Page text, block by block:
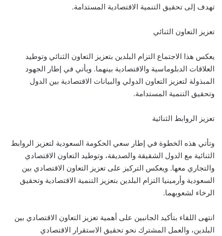
تهدف إلى تحقيق التنمية الاقتصادية المستدامة.
تعزيز التعاون الثنائي
يعكس هذا الاجتماع التزام البلدين بتعزيز التعاون الثنائي وتوطيد
العلاقات الدبلوماسية والاقتصادية بينهما. ويأتي في إطار الجهود
المبذولة لتعزيز التعاون الدولي والبيانات الاقتصادية بين الدول
وتحقيق التنمية المستدامة.
تعزيز الروابط الثنائية
وتأتي هذه الخطوة في إطار سعي الحكومة السعودية لتعزيز الروابط
الثنائية مع الدول الشقيقة والصديقة، وتوطيد التعاون الاقتصادي
والتجاري معها. ويعكس التركيز على تعزيز التعاون الاقتصادي بين
السعودية وأرمينيا التزام البلدين بتعزيز التنمية الاقتصادية وتحقيق
الرخاء لشعوبهما.
انتهى اللقاء بتأكيد الجانبين على أهمية تعزيز التعاون الاقتصادي بين
البلدين، والعمل المشترك نحو تحقيق الاستقرار الاقتصادي